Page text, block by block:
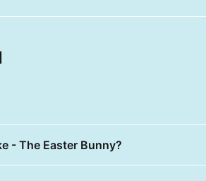
- The Easter Bunny?